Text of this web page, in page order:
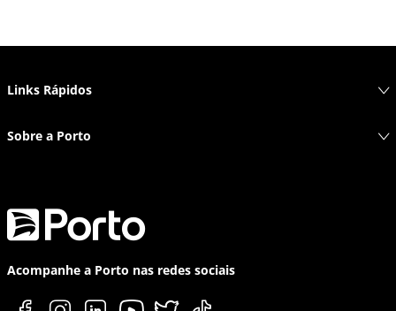
Links Rápidos
Sobre a Porto
Acompanhe a Porto nas redes sociais